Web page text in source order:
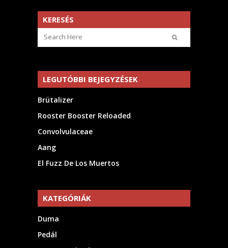
KERESÉS
LEGUTÓBBI BEJEGYZÉSEK
Brütalizer
Rooster Booster Reloaded
Convolvulaceae
Aang
El Fuzz De Los Muertos
KATEGÓRIÁK
Duma
Pedál